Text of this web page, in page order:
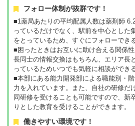
フォロー体制が抜群です！
■1薬局あたりの平均配属人数は薬剤師
っているだけでなく、駅前を中心とした
をとっているため、すぐにフォローでき
■困ったときはお互いに助け合える関係
長同士の情報交換はもちろん、エリア長
っているためいつでも気軽に相談ができ
■本部にある能力開発部による職能別・
力を入れています。また、自社の研修だ
同研修を受けることも可能ですので、新
りとした教育を受けることができます。
働きやすい環境です！